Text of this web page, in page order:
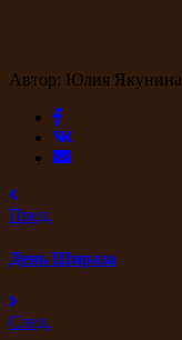
Автор: Юлия Якунина
Пред.
День Шираза
След.